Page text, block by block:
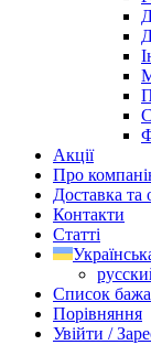
Акції
Про
Доставка та
Контакти
Статті
Список
Порівняння
Увійти /